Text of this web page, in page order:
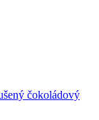
čokoládový